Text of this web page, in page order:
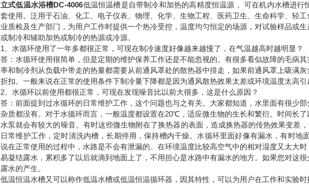
立式低温水浴槽DC-4006低温恒温槽是自带制冷和加热的高精度恒温源， 可在机内水槽进
套使用。泛用于石油、化工、电子仪表、物理、化学、生物工程、医药卫生、生命科学、轻
业质检及生产部门，为用户工作时提供一个热冷受控，温度均匀恒定的场源，对试验样品或
或制冷和辅助加热或制冷的热源或冷源。
1、水循环使用了一年多都很正常，可现在制冷速度好像越来越慢了，在气温越高时越明显？
答：水循环使用很简单，但是定期的维护保养工作还是不能忽视的。有很多看似故障的毛病
率和制冷剂从负载中带走的热量都需要从前通风罩处的散热器中排走，如果前通风罩上吸满
折扣。一般来说在正常的使用条件下制冷量下降都是因为通风散热效果太差或环境温度太高引
2、水循环以前使用都很正常，可现在发现噪音比以前大很多，这是什么原因？
答：前面提到过水循环的日常维护工作，这个问题也与之有关。大家都知道，水里面有很少
杂质都没有。对于水循环而言，一般温度都设置在20℃，适应微生物的生长和繁衍。时间长
水泵就会有较大的噪音。有时这些微生物附在了换热器的表面，造成换热器的传热效果变差
日常维护工作，定时清洗内槽，长期停用，保持槽内干燥。水循环里面好像有漏水，有时
说在正常使用的过程中，水路是不会有泄漏的。在环境温度比较高空气中的相对湿度又太大
易凝结露水，累积多了以后就滴到地面上了，不用担心是水路中有漏水的地方。如果您对这
露水的产生。
低温恒温水槽又可以称作低温水槽或低温恒温循环器，因其特性，可以为用户在工作和实验